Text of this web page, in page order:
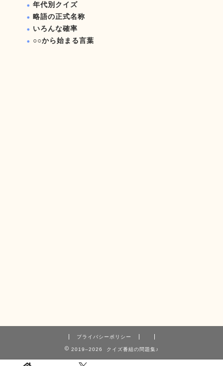
年代別クイズ
略語の正式名称
いろんな確率
○○から始まる言葉
プライバシーポリシー
2019–2026 クイズ番組の問題集♪